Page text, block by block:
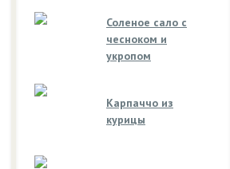
Соленое сало с
чесноком и
укропом
Карпаччо из
курицы